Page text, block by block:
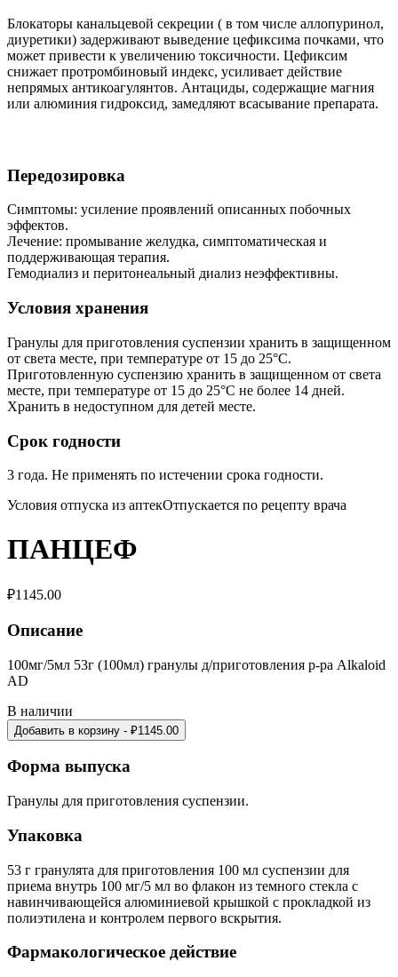
Блокаторы канальцевой секреции ( в том числе аллопуринол,
диуретики) задерживают выведение цефиксима почками, что
может привести к увеличению токсичности. Цефиксим
снижает протромбиновый индекс, усиливает действие
непрямых антикоагулянтов. Антациды, содержащие магния
или алюминия гидроксид, замедляют всасывание препарата.
Передозировка
Симптомы: усиление проявлений описанных побочных
эффектов.
Лечение: промывание желудка, симптоматическая и
поддерживающая терапия.
Гемодиализ и перитонеальный диализ неэффективны.
Условия хранения
Гранулы для приготовления суспензии хранить в защищенном
от света месте, при температуре от 15 до 25°С.
Приготовленную суспензию хранить в защищенном от света
месте, при температуре от 15 до 25°С не более 14 дней.
Хранить в недоступном для детей месте.
Срок годности
3 года. Не применять по истечении срока годности.
Условия отпуска из аптекОтпускается по рецепту врача
ПАНЦЕФ
₽1145.00
Описание
100мг/5мл 53г (100мл) гранулы д/приготовления р-ра Alkaloid
AD
В наличии
Добавить в корзину - ₽1145.00
Форма выпуска
Гранулы для приготовления суспензии.
Упаковка
53 г гранулята для приготовления 100 мл суспензии для
приема внутрь 100 мг/5 мл во флакон из темного стекла с
навинчивающейся алюминиевой крышкой с прокладкой из
полиэтилена и контролем первого вскрытия.
Фармакологическое действие